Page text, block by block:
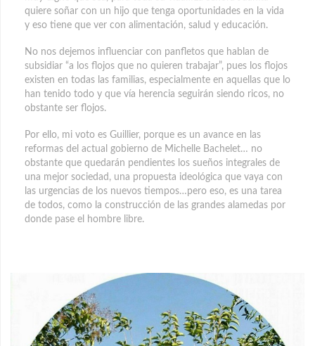
quiere soñar con un hijo que tenga oportunidades en la vida
y eso tiene que ver con alimentación, salud y educación.
No nos dejemos influenciar con panfletos que hablan de
subsidiar “a los flojos que no quieren trabajar”, pues los flojos
existen en todas las familias, especialmente en aquellas que lo
han tenido todo y que vía herencia seguirán siendo ricos, no
obstante ser flojos.
Por ello, mi voto es Guillier, porque es un avance en las
reformas del actual gobierno de Michelle Bachelet… no
obstante que quedarán pendientes los sueños integrales de
una mejor sociedad, una propuesta ideológica que vaya con
las urgencias de los nuevos tiempos…pero eso, es una tarea
de todos, como la construcción de las grandes alamedas por
donde pase el hombre libre.